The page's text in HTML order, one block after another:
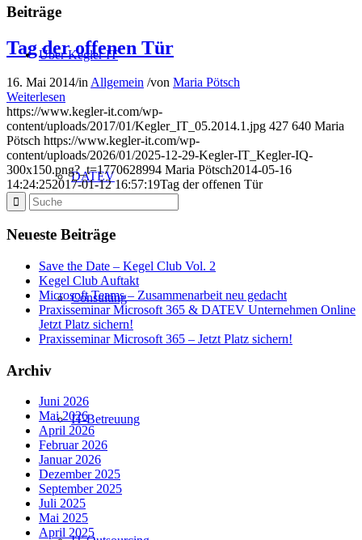
Über Kegler IT
DATEV
Consulting
IT-Betreuung
Beiträge
Tag der offenen Tür
16. Mai 2014/in Allgemein /von Maria Pötsch
Weiterlesen
https://www.kegler-it.com/wp-
content/uploads/2017/01/Kegler_IT_05.2014.1.jpg 427 640 Maria
Pötsch https://www.kegler-it.com/wp-
content/uploads/2026/01/2025-12-29-Kegler-IT_Kegler-IQ-
300x150.png?_t=1770628994 Maria Pötsch2014-05-16
14:24:252017-01-12 16:57:19Tag der offenen Tür
Neueste Beiträge
Save the Date – Kegel Club Vol. 2
Kegel Club Auftakt
Microsoft Teams – Zusammenarbeit neu gedacht
Praxisseminar Microsoft 365 & DATEV Unternehmen Online
Jetzt Platz sichern!
Praxisseminar Microsoft 365 – Jetzt Platz sichern!
Archiv
Juni 2026
Mai 2026
April 2026
Februar 2026
Januar 2026
Dezember 2025
September 2025
Juli 2025
Mai 2025
April 2025